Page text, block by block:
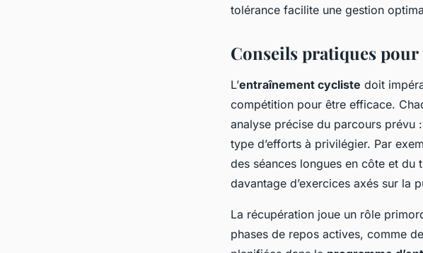
tolérance facilite une gestion
Conseils pratiques
L’entraînement cycliste doit
compétition pour être efficace.
analyse précise du parcours prévu
type d’efforts à privilégier. Par
des séances longues en côte et du
davantage d’exercices axés sur la
La récupération joue un rôle
phases de repos actives, comme